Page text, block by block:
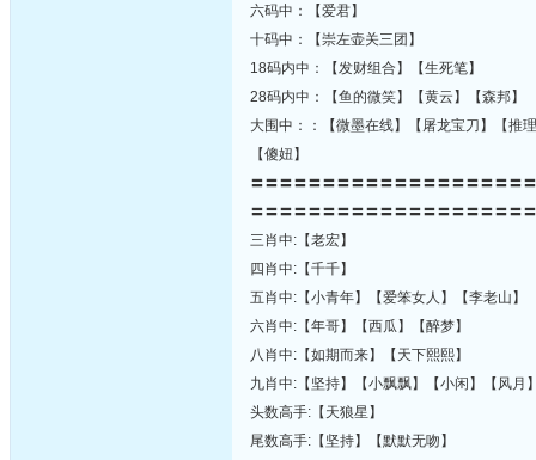
六码中：【爱君】
十码中：【崇左壶关三团】
18码内中：【发财组合】【生死笔】
28码内中：【鱼的微笑】【黄云】【森邦】
大围中：：【微墨在线】【屠龙宝刀】【推
【傻妞】
〓〓〓〓〓〓〓〓〓〓〓〓〓〓〓〓〓〓〓
〓〓〓〓〓〓〓〓〓〓〓〓〓〓〓〓〓〓〓
三肖中:【老宏】
四肖中:【千千】
五肖中:【小青年】【爱笨女人】【李老山】
六肖中:【年哥】【西瓜】【醉梦】
八肖中:【如期而来】【天下熙熙】
九肖中:【坚持】【小飘飘】【小闲】【风月
头数高手:【天狼星】
尾数高手:【坚持】【默默无吻】